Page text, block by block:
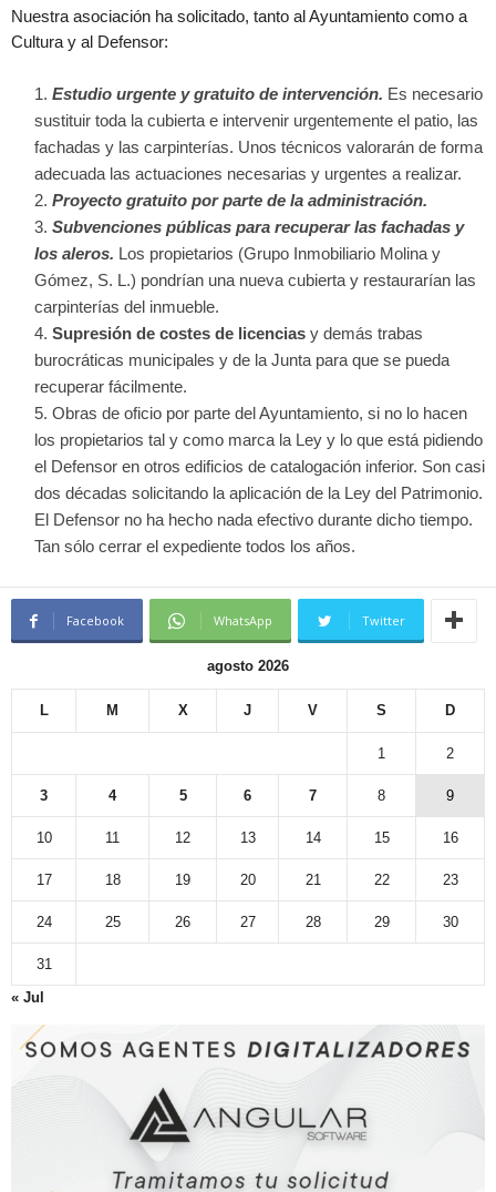
Nuestra asociación ha solicitado, tanto al Ayuntamiento como a
Cultura y al Defensor:
Estudio urgente y gratuito de intervención. Es necesario
sustituir toda la cubierta e intervenir urgentemente el patio, las
fachadas y las carpinterías. Unos técnicos valorarán de forma
adecuada las actuaciones necesarias y urgentes a realizar.
Proyecto gratuito por parte de la administración.
Subvenciones públicas para recuperar las fachadas y
los aleros. Los propietarios (Grupo Inmobiliario Molina y
Gómez, S. L.) pondrían una nueva cubierta y restaurarían las
carpinterías del inmueble.
Supresión de costes de licencias y demás trabas
burocráticas municipales y de la Junta para que se pueda
recuperar fácilmente.
Obras de oficio por parte del Ayuntamiento, si no lo hacen
los propietarios tal y como marca la Ley y lo que está pidiendo
el Defensor en otros edificios de catalogación inferior. Son casi
dos décadas solicitando la aplicación de la Ley del Patrimonio.
El Defensor no ha hecho nada efectivo durante dicho tiempo.
Tan sólo cerrar el expediente todos los años.
Facebook WhatsApp Twitter
agosto 2026
L M X J V S D
1 2
3 4 5 6 7 8 9
10 11 12 13 14 15 16
17 18 19 20 21 22 23
24 25 26 27 28 29 30
31
« Jul